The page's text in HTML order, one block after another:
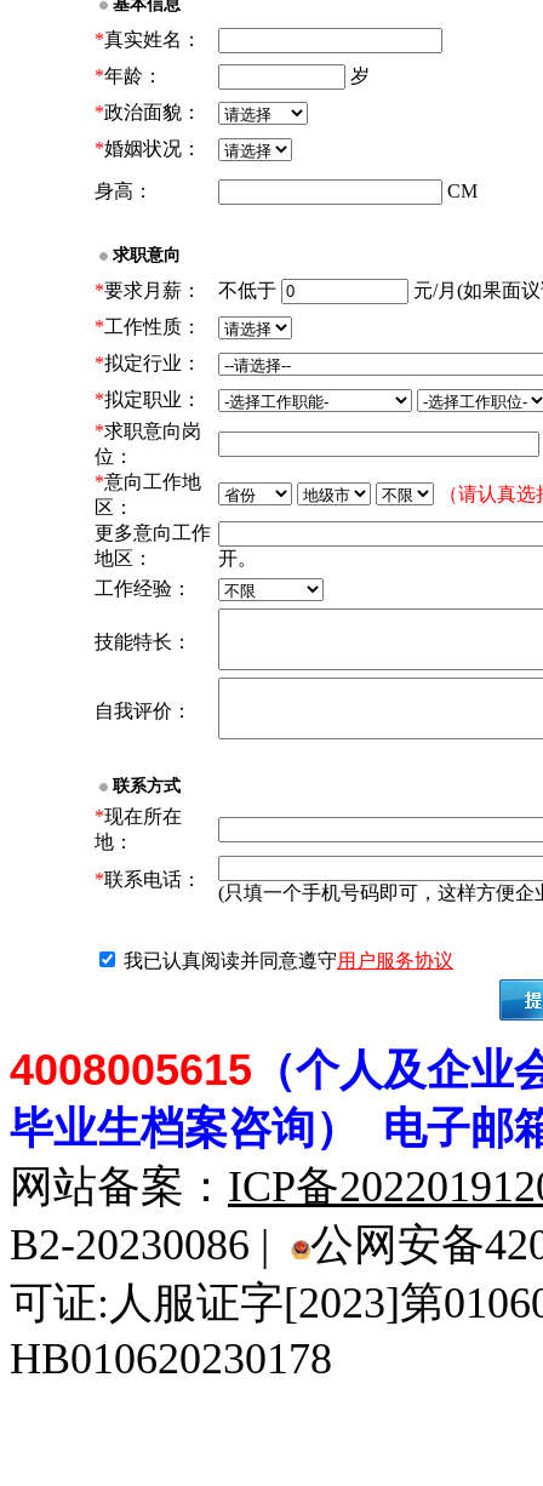
基本信息
*真实姓名：
*年龄：
岁
*政治面貌：
*婚姻状况：
身高： CM
求职意向
*要求月薪： 不低于
元/月(如果面议
*工作性质：
*拟定行业：
*拟定职业：
*求职意向岗
位：
*意向工作地
区：
（请认真
更多意向工作
地区：
开。
工作经验：
技能特长：
自我评价：
联系方式
*现在所在
地：
*联系电话：
(只填一个手机号码即可，这样方便企
我已认真阅读并同意遵守用户服务协议
4008005615 （个人及企
毕业生档案咨询） 电子邮
网站备案： ICP备
B2-20230086 |
公网安备
可证:人服证字[2023]第
HB010620230178